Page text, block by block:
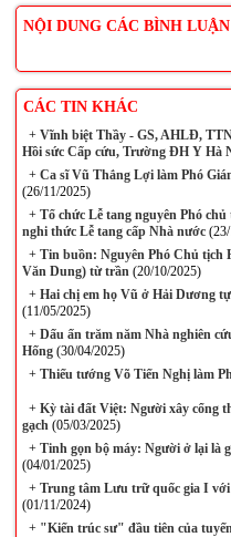
NỘI DUNG CÁC BÌNH LUẬN
CÁC TIN KHÁC
+Vĩnh biệt Thầy - GS, AHLĐ,
Hồi sức Cấp cứu, Trường ĐH Y Hà
+Ca sĩ Vũ Thắng Lợi làm Phó
(26/11/2025)
+Tổ chức Lễ tang nguyên Phó
nghi thức Lễ tang cấp Nhà nước(23/
+Tin buồn: Nguyên Phó Chủ tịch
Văn Dung) từ trần(20/10/2025)
+Hai chị em họ Vũ ở Hải Dương
(11/05/2025)
+Dấu ấn trăm năm Nhà nghiên
Hống(30/04/2025)
+Thiếu tướng Võ Tiến Nghị làm
+Kỳ tài đất Việt: Người xây cổng
gạch(05/03/2025)
+Tinh gọn bộ máy: Người ở lại là
(04/01/2025)
+Trung tâm Lưu trữ quốc gia I
(01/11/2024)
+"Kiến trúc sư" đầu tiên của